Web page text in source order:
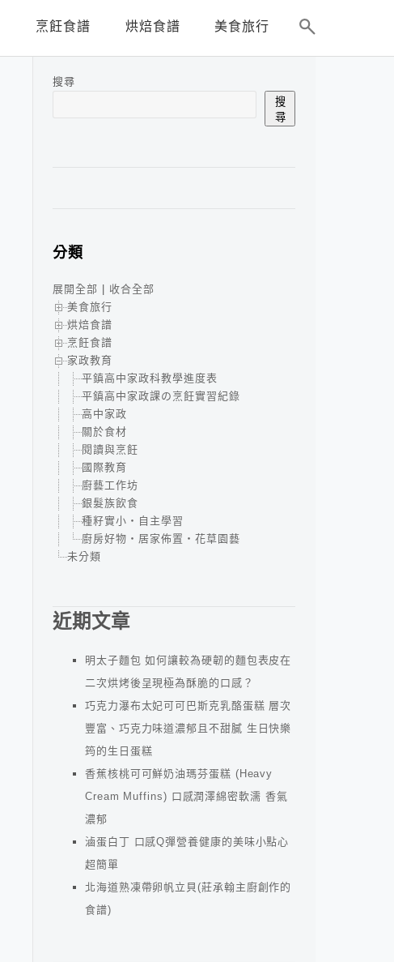
烹飪食譜 烘焙食譜 美食旅行
搜尋
搜
尋
分類
展開全部
收合全部
美食旅行
烘焙食譜
烹飪食譜
家政教育
平鎮高中家政科教學進度表
平鎮高中家政課の烹飪實習紀錄
高中家政
關於食材
閱讀與烹飪
國際教育
廚藝工作坊
銀髮族飲食
種籽實小‧自主學習
廚房好物‧居家佈置‧花草園藝
未分類
近期文章
明太子麵包 如何讓較為硬韌的麵包表皮在
二次烘烤後呈現極為酥脆的口感？
巧克力瀑布太妃可可巴斯克乳酪蛋糕 層次
豐富、巧克力味道濃郁且不甜膩 生日快樂
筠的生日蛋糕
香蕉核桃可可鮮奶油瑪芬蛋糕 (Heavy
Cream Muffins) 口感潤澤綿密軟濡 香氣
濃郁
滷蛋白丁 口感Q彈營養健康的美味小點心
超簡單
北海道熟凍帶卵帆立貝(莊承翰主廚創作的
食譜)